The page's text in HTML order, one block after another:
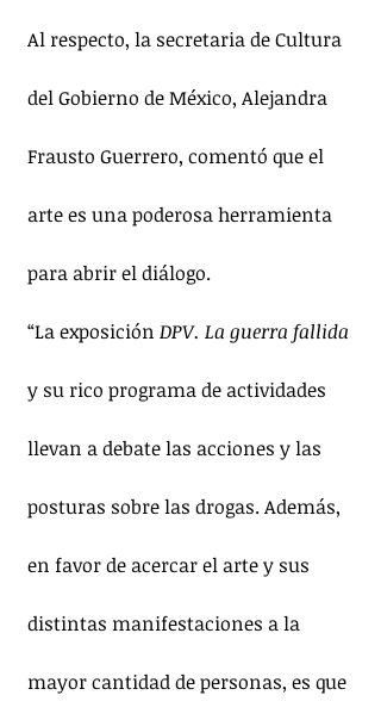
Al respecto, la secretaria de Cultura
del Gobierno de México, Alejandra
Frausto Guerrero, comentó que el
arte es una poderosa herramienta
para abrir el diálogo.
“La exposición DPV. La guerra fallida
y su rico programa de actividades
llevan a debate las acciones y las
posturas sobre las drogas. Además,
en favor de acercar el arte y sus
distintas manifestaciones a la
mayor cantidad de personas, es que